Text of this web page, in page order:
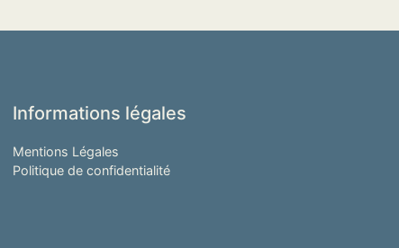
Informations légales
Mentions Légales
Politique de confidentialité